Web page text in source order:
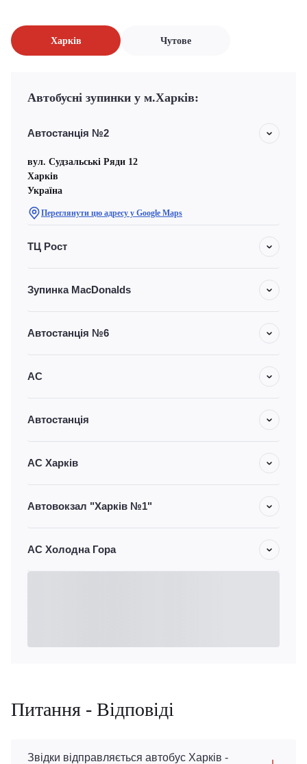
Харків Чутове
Автобусні зупинки у м.Харків:
Автостанція №2
вул. Судзальські Ряди 12
Харків
Україна
Переглянути цю адресу у Google Maps
ТЦ Рост
Зупинка MacDonalds
Автостанція №6
АС
Автостанція
АС Харків
Автовокзал "Харків №1"
АС Холодна Гора
Питання - Відповіді
Звідки відправляється автобус Харків -